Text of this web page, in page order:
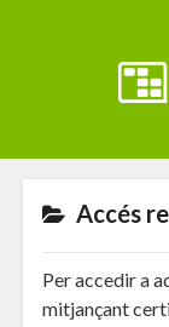
Accés
Per accedir a
mitjançant